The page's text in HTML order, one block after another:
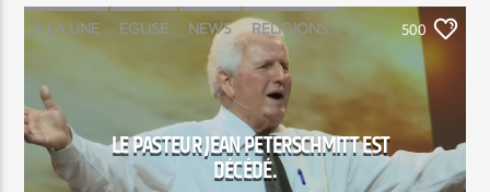
À LA UNE EGLISE NEWS RELIGIONS 500
LE PASTEUR JEAN PETERSCHMITT EST
DÉCÉDÉ.